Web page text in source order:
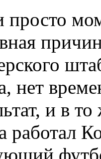
просто
нет
и в
работал